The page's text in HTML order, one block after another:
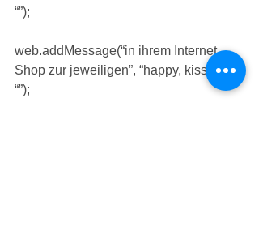
“”);
web.addMessage(“in ihrem Internet
Shop zur jeweiligen”, “happy, kiss”, “”,
“”);